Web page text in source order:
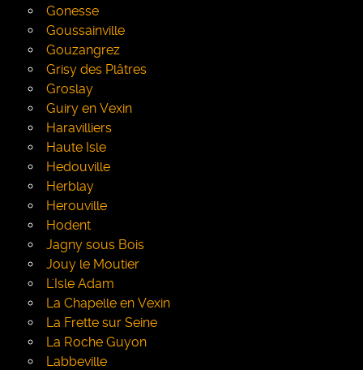
Gonesse
Goussainville
Gouzangrez
Grisy des Plâtres
Groslay
Guiry en Vexin
Haravilliers
Haute Isle
Hedouville
Herblay
Herouville
Hodent
Jagny sous Bois
Jouy le Moutier
L'Isle Adam
La Chapelle en Vexin
La Frette sur Seine
La Roche Guyon
Labbeville